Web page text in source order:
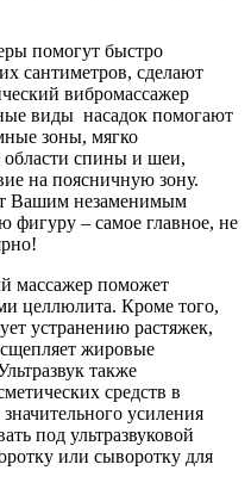
помогут быстро
сантиметров, сделают
вибромассажер
виды насадок помогают
зоны, мягко
области спины и шеи,
на поясничную зону.
Вашим незаменимым
фигуру – самое главное, не
массажер поможет
целлюлита. Кроме того,
устранению растяжек,
жировые
также
средств в
усиления
под ультразвуковой
или сыворотку для